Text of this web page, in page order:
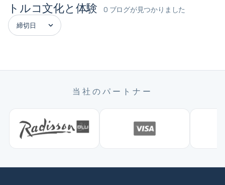
トルコ文化と体験 0 ブログが見つかりました
当社のパートナー